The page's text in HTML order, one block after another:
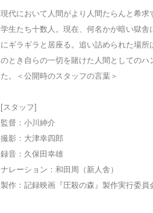
現代において人間がより人間たらんと希
学生たち十数人。現在、何名かが暗い獄
にギラギラと居座る。追い詰められた場
のとき自らの一切を賭けた人間としての
た。＜公開時のスタッフの言葉＞
[スタッフ]
監督：小川紳介
撮影：大津幸四郎
録音：久保田幸雄
ナレーション：和田周（新人舎）
製作：記録映画『圧殺の森』製作実行委員